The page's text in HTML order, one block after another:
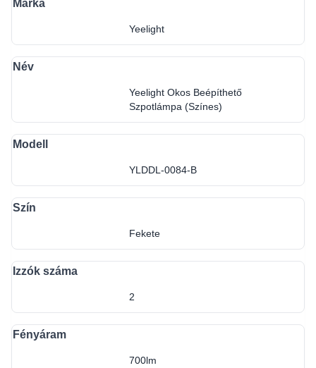
Márka
Yeelight
Név
Yeelight Okos Beépíthető
Szpotlámpa (Színes)
Modell
YLDDL-0084-B
Szín
Fekete
Izzók száma
2
Fényáram
700lm